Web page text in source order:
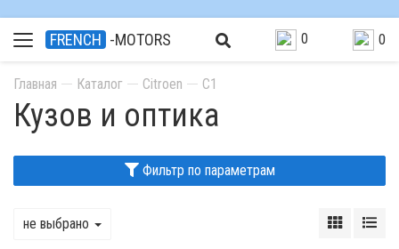
FRENCH -MOTORS 0 0
Главная Каталог Citroen C1
Кузов и оптика
Фильтр по параметрам
не выбрано